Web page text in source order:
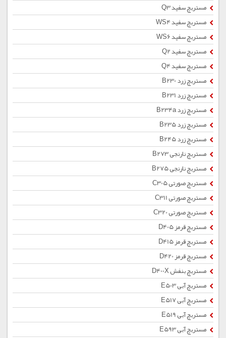
مستربچ سفید Q3
مستربچ سفید WS4
مستربچ سفید WS6
مستربچ سفید Q2
مستربچ سفید Q4
مستربچ زرد B230
مستربچ زرد B231
مستربچ زرد B234a
مستربچ زرد B235
مستربچ زرد B245
مستربچ نارنجی B273
مستربچ نارنجی B275
مستربچ صورتی C305
مستربچ صورتی C311
مستربچ صورتی C320
مستربچ قرمز D405
مستربچ قرمز D415
مستربچ قرمز D420
مستربچ بنفش D400X
مستربچ آبی E503
مستربچ آبی E517
مستربچ آبی E519
مستربچ آبی E593